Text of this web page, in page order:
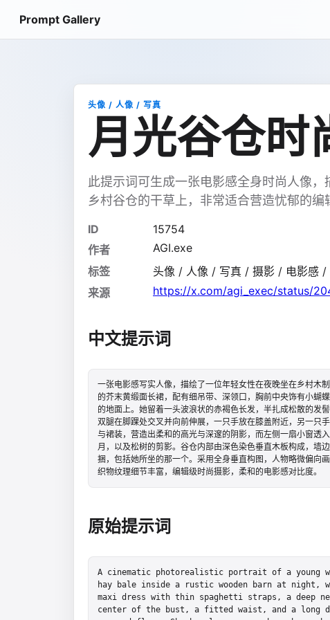
Prompt Gallery
头像 / 人像 / 写真
月光谷仓时
此提示词可生成一张电影感全身时尚人像
乡村谷仓的干草上，非常适合营造忧郁的编
ID
15754
作者
AGI.exe
标签
头像 / 人像 / 写真 / 摄影 / 电影感
来源
https://x.com/agi_exec/status/
中文提示词
一张电影感写实人像，描绘了一位年轻女性在夜晚坐在乡村木
的芥末黄缎面长裙，配有细吊带、深领口，胸前中央饰有小蝴
的地面上。她留着一头波浪状的赤褐色长发，半扎成松散的发
双腿在脚踝处交叉并向前伸展，一只手放在膝盖附近，另一只
与裙装，营造出柔和的高光与深邃的阴影，而左侧一扇小窗透
月，以及松树的剪影。谷仓内部由深色染色垂直木板构成，
捆，包括她所坐的那一个。采用全身垂直构图，人物略微偏向
织物纹理细节丰富，编辑级时尚摄影，柔和的电影感对比度。
原始提示词
A cinematic photorealistic portrait of a young
hay bale inside a rustic wooden barn at night,
maxi dress with thin spaghetti straps, a deep
center of the bust, a fitted waist, and a long